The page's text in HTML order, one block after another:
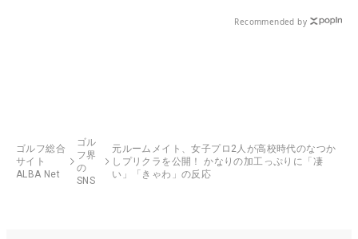
Recommended by
ゴルフ総合
サイト
ALBA Net
ゴル
フ界
の
SNS
元ルームメイト、女子プロ2人が高校時代のなつか
しプリクラを公開！ かなりの加工っぷりに「凄
い」「きゃわ」の反応